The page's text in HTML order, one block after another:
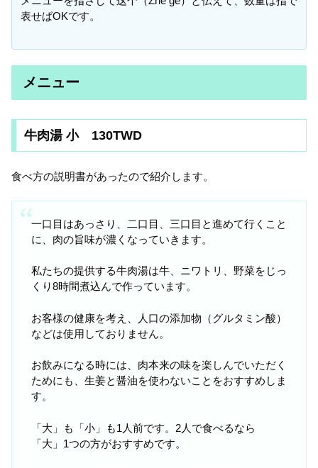
表せばOKです。
メニュー
牛肉湯 小 130TWD
食べ方の説明書があったので紹介します。
一口目はあっさり、二口目、三口目と進めて行くこと
に、肉の旨味が濃くなっていきます。
私たちの提供する牛肉湯は牛、ニワトリ、野菜をじっ
くり8時間煮込んで作っています。
お客様の健康を考え、人口の添加物（グルタミン酸）
などは使用しておりません。
お飲みになる時には、肉本来の味を楽しんでいただく
ためにも、生姜と醤油を使わないことをおすすめしま
す。
「大」も「小」も1人前です。2人で食べるなら
「大」1つの方がおすすめです。